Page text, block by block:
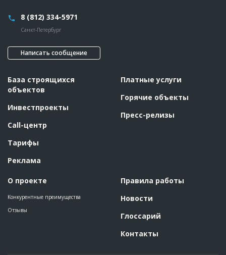
8 (812) 334-5971
Санкт-Петербург
Написать сообщение
База строящихся
объектов
Инвестпроекты
Call-центр
Тарифы
Реклама
О проекте
Конкурентные преимущества
Отзывы
Платные услуги
Горячие объекты
Пресс-релизы
Правила работы
Новости
Глоссарий
Контакты